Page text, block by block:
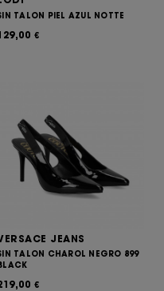
TALON PIEL AZUL NOTTE
€
JEANS
TALON CHAROL NEGRO 899
€